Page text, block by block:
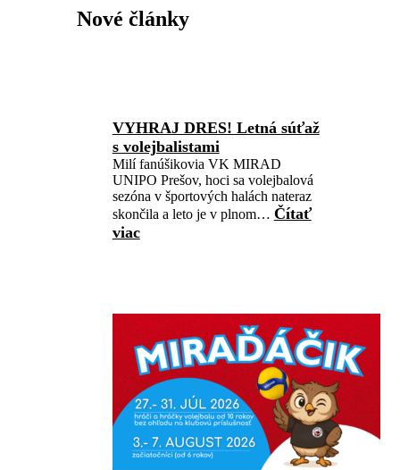
Nové články
VYHRAJ DRES! Letná súťaž
s volejbalistami
Milí fanúšikovia VK MIRAD
UNIPO Prešov, hoci sa volejbalová
sezóna v športových halách nateraz
skončila a leto je v plnom… Čítať
viac